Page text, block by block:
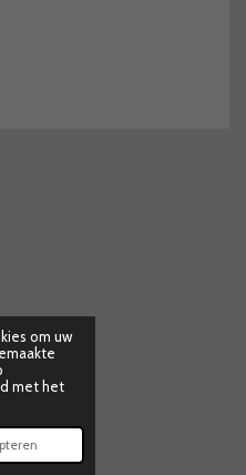
om uw
met het